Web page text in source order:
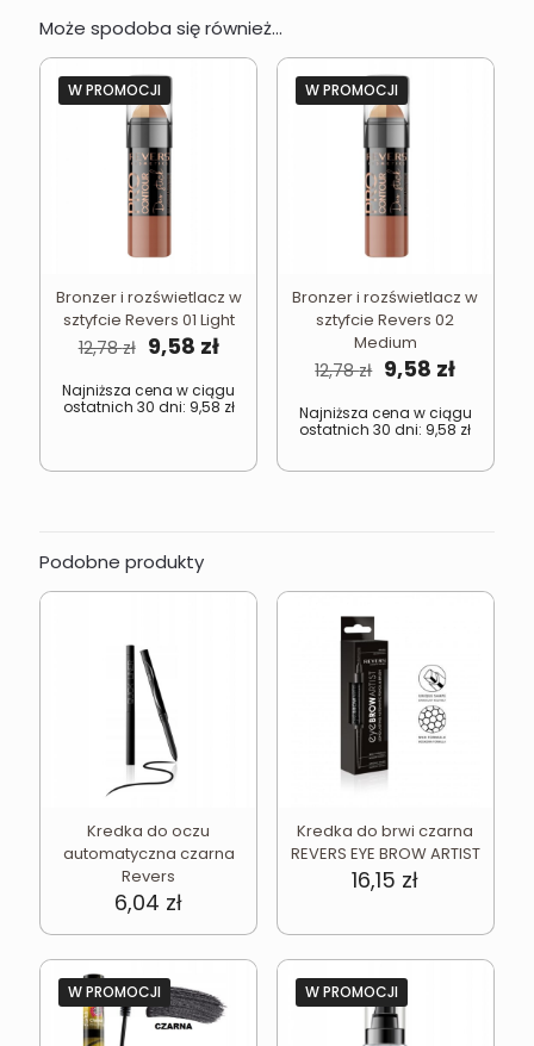
Może spodoba się również…
W PROMOCJI
Bronzer i rozświetlacz w
sztyfcie Revers 01 Light
12,78zł Pierwotna
wynosiła:
12,78 zł.
9,58 złAktualna
wynosi:
9,58 zł.
Najniższa cena w ciągu
ostatnich 30 dni: 9,58 zł
W PROMOCJI
Bronzer i rozświetlacz w
sztyfcie Revers 02
Medium
12,78zł Pierwotna
wynosiła:
12,78 zł.
9,58 zł
wynosi:
9,58 zł.
Najniższa cena w ciągu
ostatnich 30 dni: 9,58 zł
Podobne produkty
Kredka do oczu
automatyczna czarna
Revers
6,04 zł
Kredka do brwi czarna
REVERS EYE BROW ARTIST
16,15 zł
W PROMOCJI W PROMOCJI